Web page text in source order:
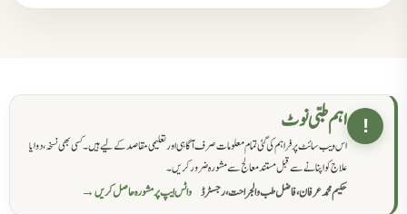
862 حکماء کےلئے نسخہ جات
سرعت انزال کا علاج اور دیسی نسخہ جات
! اہم طبی نوٹ
اس ویب سائٹ پر فراہم کی گئی تمام معلومات صرف آگاہی اور تعلیمی مقاصد کے لیے ہیں۔ کسی بھی نسخہ، دوا یا
علاج کو اپنانے سے قبل مستند معالج سے مشورہ ضرور کریں۔
حکیم محمد عرفان، فاضل طب والجراحت، رجسٹرڈ واٹس ایپ پر مشورہ حاصل کریں →